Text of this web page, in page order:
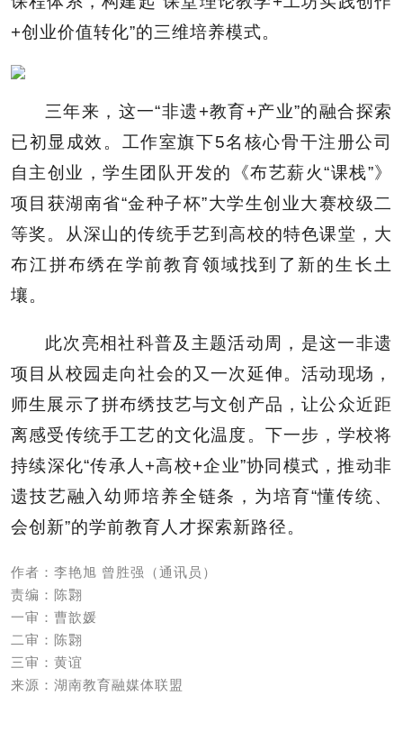
+创业价值转化”的三维培养模式。
三年来，这一“非遗+教育+产业”的融合探索
已初显成效。工作室旗下5名核心骨干注册公司
自主创业，学生团队开发的《布艺薪火“课栈”》
项目获湖南省“金种子杯”大学生创业大赛校级二
等奖。从深山的传统手艺到高校的特色课堂，大
布江拼布绣在学前教育领域找到了新的生长土
壤。
此次亮相社科普及主题活动周，是这一非遗
项目从校园走向社会的又一次延伸。活动现场，
师生展示了拼布绣技艺与文创产品，让公众近距
离感受传统手工艺的文化温度。下一步，学校将
持续深化“传承人+高校+企业”协同模式，推动非
遗技艺融入幼师培养全链条，为培育“懂传统、
会创新”的学前教育人才探索新路径。
作者：李艳旭 曾胜强（通讯员）
责编：陈翾
一审：曹歆媛
二审：陈翾
三审：黄谊
来源：湖南教育融媒体联盟